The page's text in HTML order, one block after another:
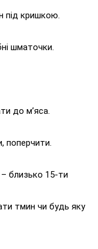
під кришкою.
шматочки.
до м’яса.
поперчити.
близько 15-ти
тмин чи будь яку